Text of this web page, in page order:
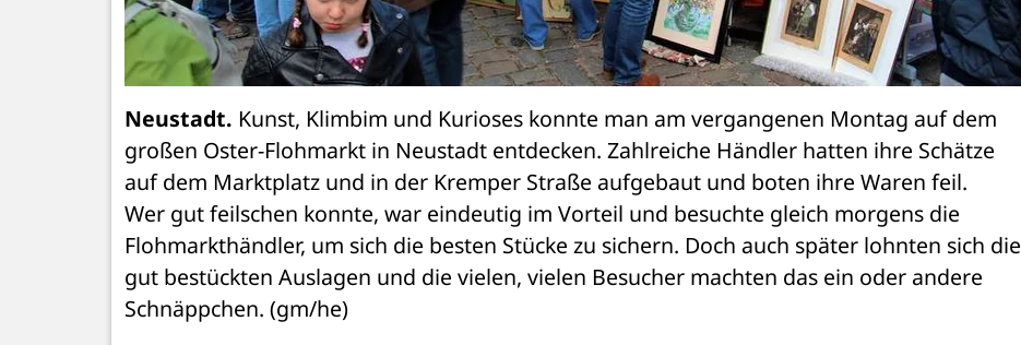
Neustadt. Kunst, Klimbim und Kurioses konnte man am vergangenen Montag auf dem
großen Oster-Flohmarkt in Neustadt entdecken. Zahlreiche Händler hatten ihre Schätze
auf dem Marktplatz und in der Kremper Straße aufgebaut und boten ihre Waren feil.
Wer gut feilschen konnte, war eindeutig im Vorteil und besuchte gleich morgens die
Flohmarkthändler, um sich die besten Stücke zu sichern. Doch auch später lohnten sich die
gut bestückten Auslagen und die vielen, vielen Besucher machten das ein oder andere
Schnäppchen. (gm/he)